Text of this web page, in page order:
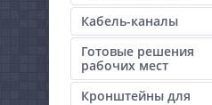
Кабель-каналы
Готовые решения
рабочих мест
Кронштейны для